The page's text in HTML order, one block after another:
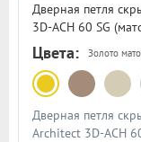
Дверная петля
3D-ACH 60 SG
Цвета: Золото
Дверная петля
Architect 3D-ACH